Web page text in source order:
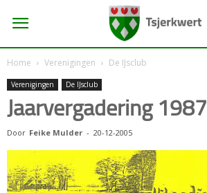
Home Verenigingen De IJsclub
Verenigingen De IJsclub
Jaarvergadering 1987
Door Feike Mulder - 20-12-2005